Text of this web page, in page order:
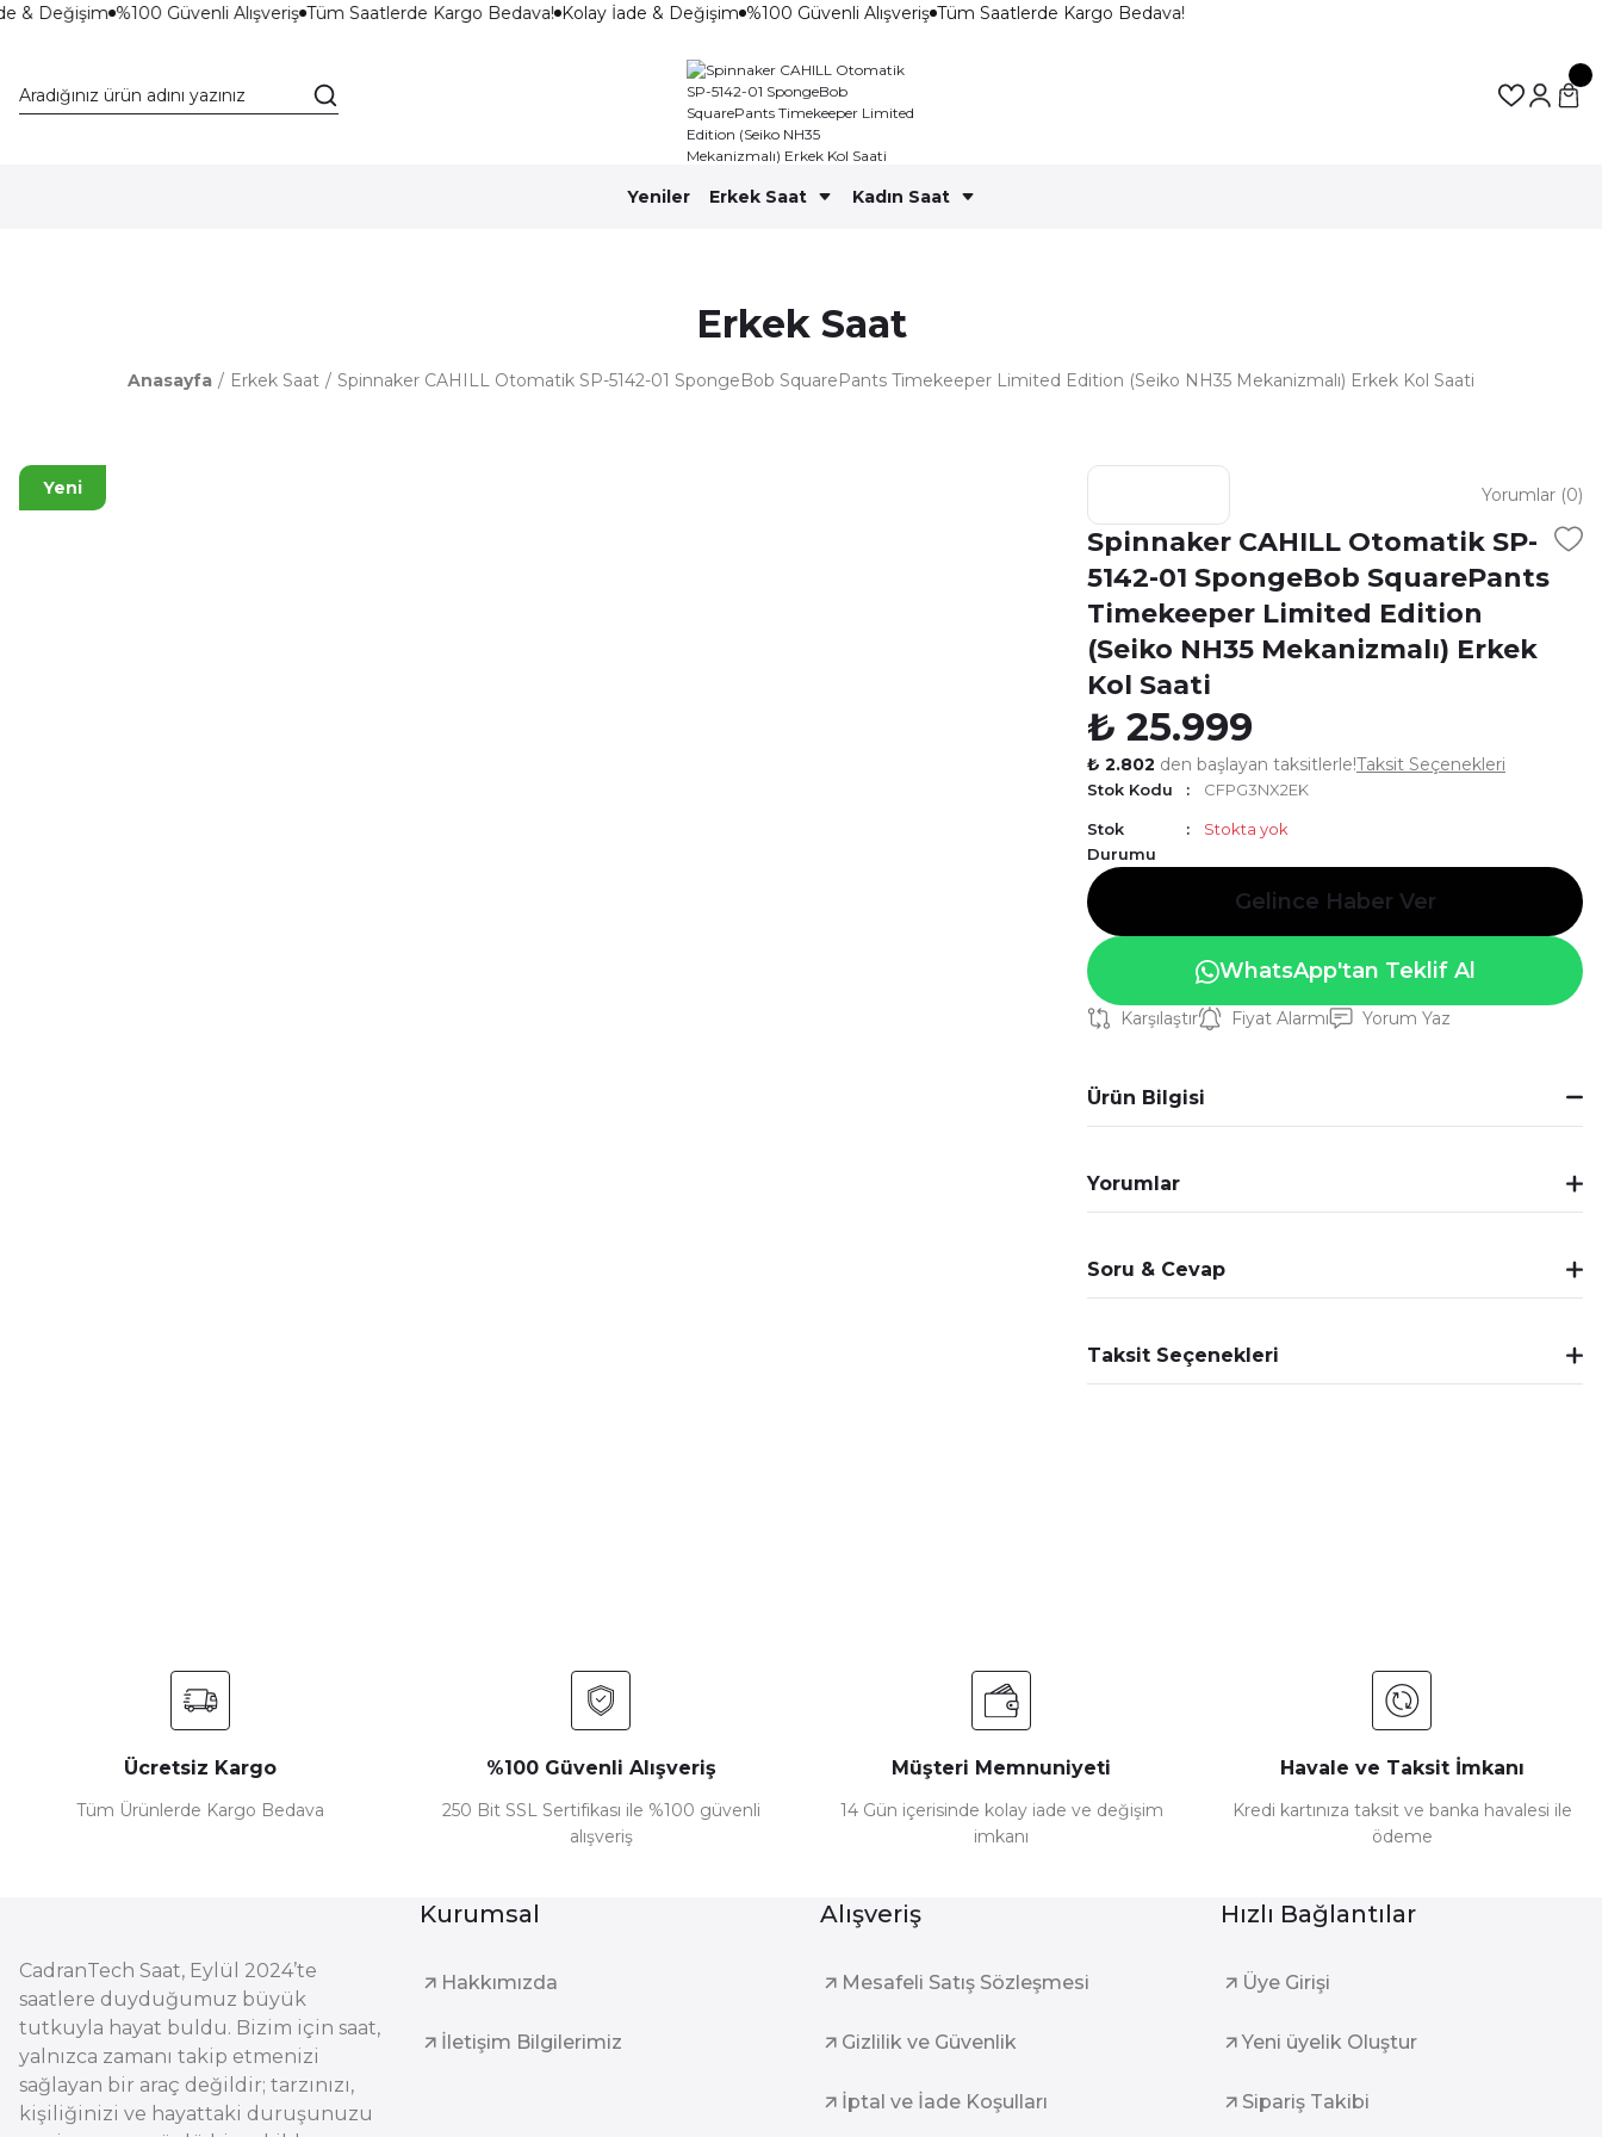
& Değişim %100 Güvenli Alışveriş Tüm Saatlerde Kargo Bedava! Kolay İade & Değişim %100 Güvenli Alışveriş Tüm Saatlerde Kargo Bedava!
Yeniler Erkek Saat Kadın Saat
Erkek Saat
Anasayfa Erkek Saat Spinnaker CAHILL Otomatik SP-5142-01 SpongeBob SquarePants Timekeeper Limited Edition (Seiko NH35 Mekanizmalı) Erkek Kol Saati
Yeni Yorumlar (0)
Spinnaker CAHILL Otomatik SP-
5142-01 SpongeBob SquarePants
Timekeeper Limited Edition
(Seiko NH35 Mekanizmalı) Erkek
Kol Saati
₺ 25.999
₺ 2.802 den başlayan taksitlerle!Taksit Seçenekleri
Stok Kodu CFPG3NX2EK
Stok
Durumu
Stokta yok
Gelince Haber Ver
WhatsApp'tan Teklif Al
Karşılaştır Fiyat Alarmı Yorum Yaz
Ürün Bilgisi
Yorumlar
Soru & Cevap
Taksit Seçenekleri
Ücretsiz Kargo
Tüm Ürünlerde Kargo Bedava
%100 Güvenli Alışveriş
250 Bit SSL Sertifikası ile %100 güvenli
alışveriş
Müşteri Memnuniyeti
14 Gün içerisinde kolay iade ve değişim
imkanı
Havale ve Taksit İmkanı
Kredi kartınıza taksit ve banka havalesi ile
ödeme
CadranTech Saat, Eylül 2024’te
saatlere duyduğumuz büyük
tutkuyla hayat buldu. Bizim için saat,
yalnızca zamanı takip etmenizi
sağlayan bir araç değildir; tarzınızı,
kişiliğinizi ve hayattaki duruşunuzu
Kurumsal
Hakkımızda
İletişim Bilgilerimiz
Alışveriş
Mesafeli Satış Sözleşmesi
Gizlilik ve Güvenlik
İptal ve İade Koşulları
Hızlı Bağlantılar
Üye Girişi
Yeni üyelik Oluştur
Sipariş Takibi